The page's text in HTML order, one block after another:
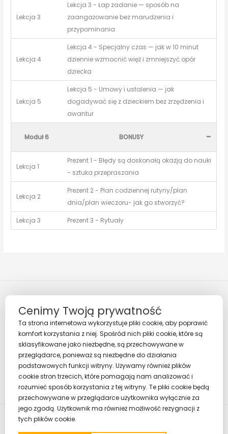
Lekcja 3
Lekcja 3 - Łap zadanie — sposób na
zaangażowanie bez marudzenia i
przypominania
Lekcja 4
Lekcja 4 - Specjalny czas — jak w 10 minut
dziennie wzmocnić więź i zmniejszyć opór
dziecka
Lekcja 5
Lekcja 5 - Umowy i ustalenia — jak
dogadywać się z dzieckiem bez zrzędzenia i
awantur
Moduł 6 BONUSY -
Lekcja 1
Prezent 1 - Błędy są doskonałą okazją do nauki
- sztuka przepraszania
Lekcja 2
Prezent 2 - Plan codziennej rutyny/plan
dnia/plan wieczoru- jak go stworzyć?
Lekcja 3 Prezent 3 - Rytuały
Regulamin
Polityka prywatności
Cenimy Twoją prywatność
Ta strona internetowa wykorzystuje pliki cookie, aby poprawić
komfort korzystania z niej. Spośród nich pliki cookie, które są
sklasyfikowane jako niezbędne, są przechowywane w
przeglądarce, ponieważ są niezbędne do działania
podstawowych funkcji witryny. Używamy również plików
cookie stron trzecich, które pomagają nam analizować i
rozumieć sposób korzystania z tej witryny. Te pliki cookie będą
przechowywane w przeglądarce użytkownika wyłącznie za
jego zgodą. Użytkownik ma również możliwość rezygnacji z
tych plików cookie.